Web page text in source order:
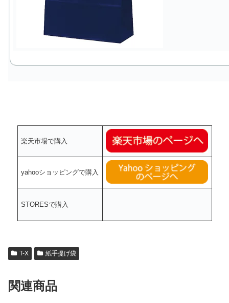
楽天市場で購入
yahooショッピングで購入
STORESで購入
T-X 紙手提げ袋
関連商品